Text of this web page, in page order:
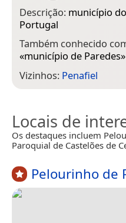
Descrição: município
Portugal
Também conhecido
«município de Paredes
Vizinhos: Penafiel
Locais de
Os destaques incluem
Paroquial de Castelões de
Pelourinho de